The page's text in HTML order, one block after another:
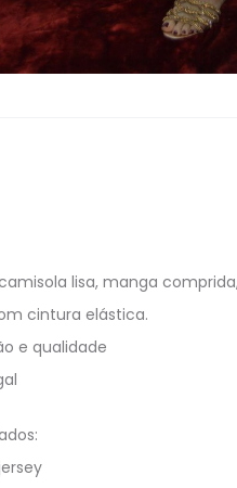
lisa, manga
cintura elástica.
e qualidade